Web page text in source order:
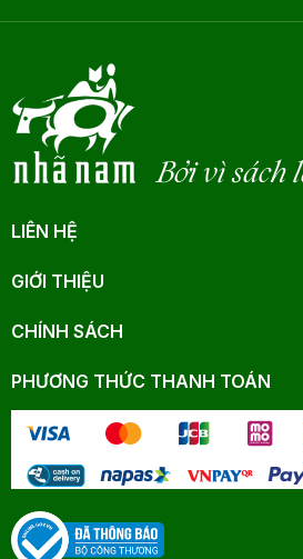
Bởi vì sách
LIÊN HỆ
GIỚI THIỆU
CHÍNH SÁCH
PHƯƠNG THỨC THANH TOÁN